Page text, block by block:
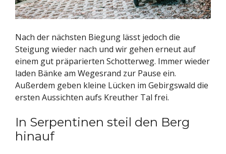
Nach der nächsten Biegung lässt jedoch die
Steigung wieder nach und wir gehen erneut auf
einem gut präparierten Schotterweg. Immer wieder
laden Bänke am Wegesrand zur Pause ein.
Außerdem geben kleine Lücken im Gebirgswald die
ersten Aussichten aufs Kreuther Tal frei.
In Serpentinen steil den Berg
hinauf